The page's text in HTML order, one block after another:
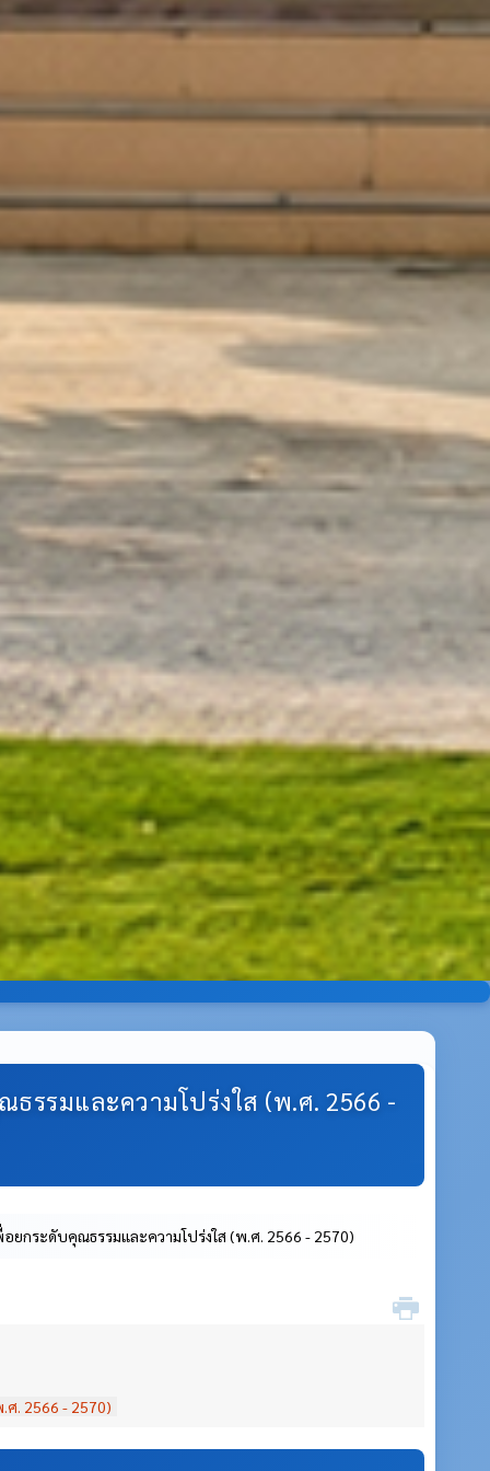
รรมและความโปร่งใส (พ.ศ. 2566 -
กระดับคุณธรรมและความโปร่งใส (พ.ศ. 2566 - 2570)
. 2566 - 2570)